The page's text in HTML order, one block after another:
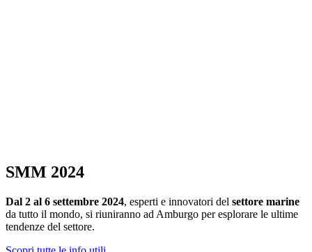
SMM 2024
Dal 2 al 6 settembre 2024, esperti e innovatori del settore marine
da tutto il mondo, si riuniranno ad Amburgo per esplorare le ultime
tendenze del settore.